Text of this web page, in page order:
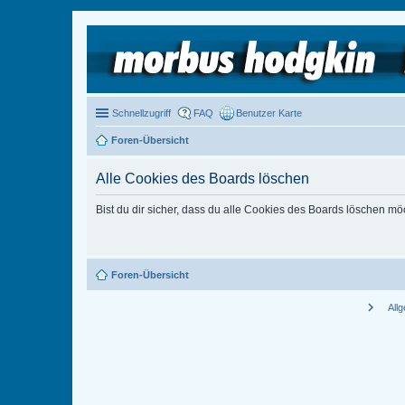
Schnellzugriff FAQ Benutzer Karte
Foren-Übersicht
Alle Cookies des Boards löschen
Bist du dir sicher, dass du alle Cookies des Boards löschen
Foren-Übersicht
chevron_right